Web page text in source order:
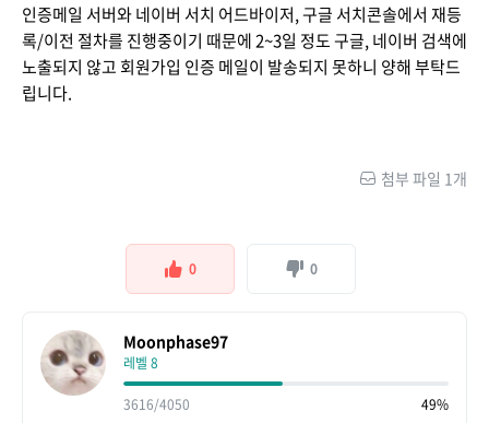
인증메일 서버와 네이버 서치 어드바이저, 구글 서치콘솔에서 재등
록/이전 절차를 진행중이기 때문에 2~3일 정도 구글, 네이버 검색에
노출되지 않고 회원가입 인증 메일이 발송되지 못하니 양해 부탁드
립니다.
첨부 파일 1개
0 0
Moonphase97
레벨 8
3616/4050 49%